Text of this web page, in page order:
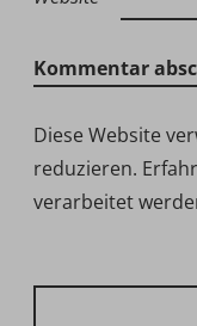
Diese Website
reduzieren.
verarbeitet